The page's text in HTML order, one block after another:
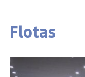
Flotas